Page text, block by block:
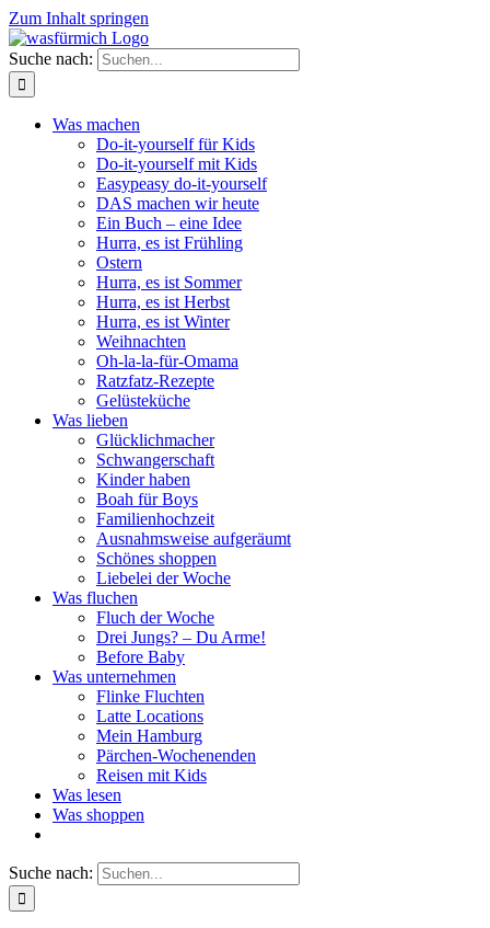
Zum Inhalt springen
Suche nach:
Was machen
Do-it-yourself für Kids
Do-it-yourself mit Kids
Easypeasy do-it-yourself
DAS machen wir heute
Ein Buch – eine Idee
Hurra, es ist Frühling
Ostern
Hurra, es ist Sommer
Hurra, es ist Herbst
Hurra, es ist Winter
Weihnachten
Oh-la-la-für-Omama
Ratzfatz-Rezepte
Gelüsteküche
Was lieben
Glücklichmacher
Schwangerschaft
Kinder haben
Boah für Boys
Familienhochzeit
Ausnahmsweise aufgeräumt
Schönes shoppen
Liebelei der Woche
Was fluchen
Fluch der Woche
Drei Jungs? – Du Arme!
Before Baby
Was unternehmen
Flinke Fluchten
Latte Locations
Mein Hamburg
Pärchen-Wochenenden
Reisen mit Kids
Was lesen
Was shoppen
Suche nach: